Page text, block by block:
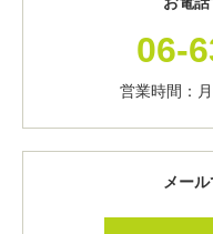
06-
営業時間：
メー